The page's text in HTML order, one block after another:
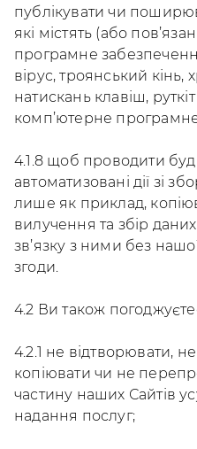
публікувати чи
які містять (або
програмне
вірус, троянський кінь,
натискань клавіш,
комп’ютерне
4.1.8 щоб проводити
автоматизовані дії зі
лише як приклад,
вилучення та збір
зв’язку з ними без
згоди.
4.2 Ви також
4.2.1 не відтворювати,
копіювати чи не
частину наших Сайтів
надання послуг;